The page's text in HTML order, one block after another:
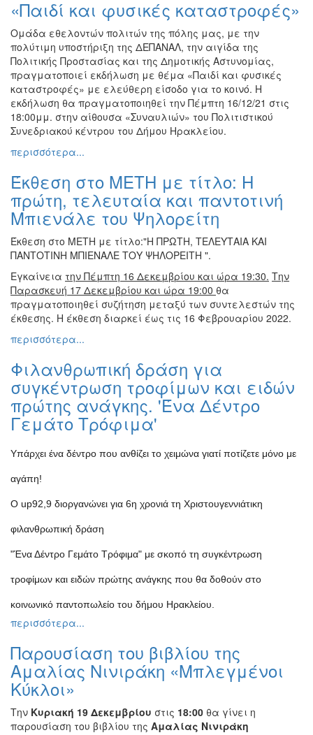
«Παιδί και φυσικές καταστροφές»
Ομάδα εθελοντών πολιτών της πόλης μας, με την
πολύτιμη υποστήριξη της ΔΕΠΑΝΑΛ, την αιγίδα της
Πολιτικής Προστασίας και της Δημοτικής Αστυνομίας,
πραγματοποιεί εκδήλωση με θέμα «Παιδί και φυσικές
καταστροφές» με ελεύθερη είσοδο για το κοινό. Η
εκδήλωση θα πραγματοποιηθεί την Πέμπτη 16/12/21 στις
18:00μμ. στην αίθουσα «Συναυλιών» του Πολιτιστικού
Συνεδριακού κέντρου του Δήμου Ηρακλείου.
περισσότερα...
Έκθεση στο ΜΕΤΗ με τίτλο: Η
πρώτη, τελευταία και παντοτινή
Μπιενάλε του Ψηλορείτη
Έκθεση στο ΜΕΤΗ με τίτλο:"Η ΠΡΩΤΗ, ΤΕΛΕΥΤΑΙΑ ΚΑΙ
ΠΑΝΤΟΤΙΝΗ ΜΠΙΕΝΑΛΕ ΤΟΥ ΨΗΛΟΡΕΙΤΗ ".
Εγκαίνεια την Πέμπτη 16 Δεκεμβρίου και ώρα 19:30. Την
Παρασκευή 17 Δεκεμβρίου και ώρα 19:00 θα
πραγματοποιηθεί συζήτηση μεταξύ των συντελεστών της
έκθεσης. Η έκθεση διαρκεί έως τις 16 Φεβρουαρίου 2022.
περισσότερα...
Φιλανθρωπική δράση για
συγκέντρωση τροφίμων και ειδών
πρώτης ανάγκης. 'Ένα Δέντρο
Γεμάτο Τρόφιμα'
Υπάρχει ένα δέντρο που ανθίζει το χειμώνα γιατί ποτίζετε μόνο με
αγάπη!
Ο up92,9 διοργανώνει για 6η χρονιά τη Χριστουγεννιάτικη
φιλανθρωπική δράση
"Ένα Δέντρο Γεμάτο Τρόφιμα" με σκοπό τη συγκέντρωση
τροφίμων και ειδών πρώτης ανάγκης που θα δοθούν στο
κοινωνικό παντοπωλείο του δήμου Ηρακλείου.
περισσότερα...
Παρουσίαση του βιβλίου της
Αμαλίας Νινιράκη «Μπλεγμένοι
Κύκλοι»
Την Κυριακή 19 Δεκεμβρίου στις 18:00 θα γίνει η
παρουσίαση του βιβλίου της Αμαλίας Νινιράκη